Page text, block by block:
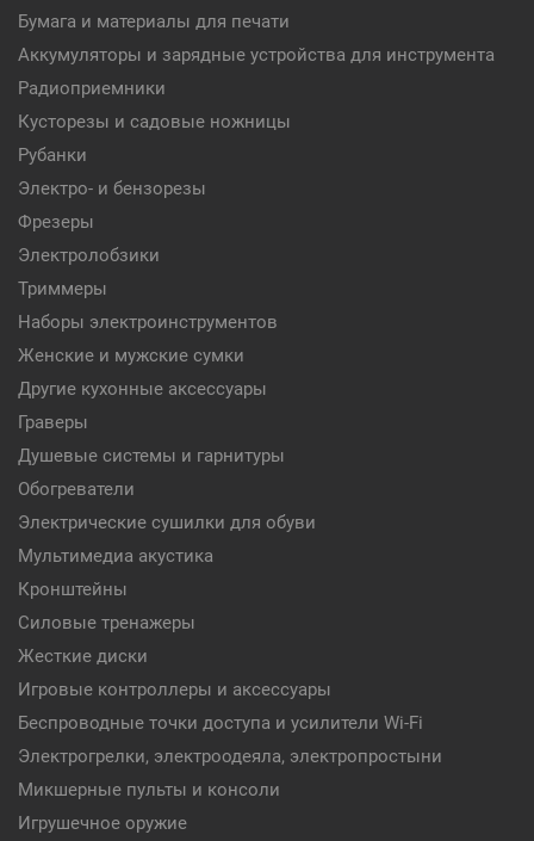
Бумага и материалы для печати
Аккумуляторы и зарядные устройства для инструмента
Радиоприемники
Кусторезы и садовые ножницы
Рубанки
Электро- и бензорезы
Фрезеры
Электролобзики
Триммеры
Наборы электроинструментов
Женские и мужские сумки
Другие кухонные аксессуары
Граверы
Душевые системы и гарнитуры
Обогреватели
Электрические сушилки для обуви
Мультимедиа акустика
Кронштейны
Силовые тренажеры
Жесткие диски
Игровые контроллеры и аксессуары
Беспроводные точки доступа и усилители Wi-Fi
Электрогрелки, электроодеяла, электропростыни
Микшерные пульты и консоли
Игрушечное оружие